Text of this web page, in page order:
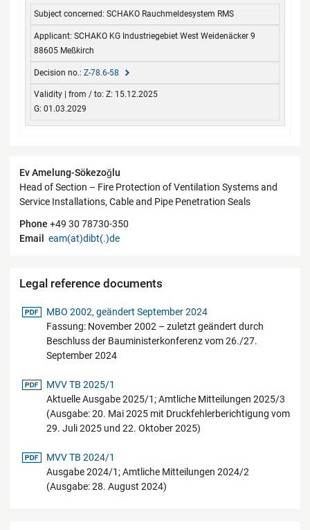
SCHAKO Rauchmeldesystem RMS
SCHAKO KG Industriegebiet West Weidenäcker 9
88605 Meßkirch
Z-78.6-58
Z: 15.12.2025
G: 01.03.2029
Contact
Ev Amelung-Sökezoğlu
Head of Section – Fire Protection of Ventilation Systems and
Service Installations, Cable and Pipe Penetration Seals
Phone +49 30 78730-350
Email
eam(at)dibt(.)de
Legal reference documents
pdf-Datei
MBO 2002, geändert September 2024
Fassung: November 2002 – zuletzt geändert durch
Beschluss der Bauministerkonferenz vom 26./27.
September 2024
pdf-Datei
MVV TB 2025/1
Aktuelle Ausgabe 2025/1; Amtliche Mitteilungen 2025/3
(Ausgabe: 20. Mai 2025 mit Druckfehlerberichtigung vom
29. Juli 2025 und 22. Oktober 2025)
pdf-Datei
MVV TB 2024/1
Ausgabe 2024/1; Amtliche Mitteilungen 2024/2
(Ausgabe: 28. August 2024)